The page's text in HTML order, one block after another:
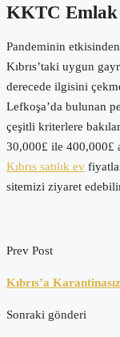
KKTC Emlak
Pandeminin
Kıbrıs’taki uygun
derecede ilgisini
Lefkoşa’da bulunan
çeşitli kriterlere
30,000£ ile 400,000£
Kıbrıs satılık ev
sitemizi ziyaret
Prev Post
Kıbrıs’a
Sonraki gönderi